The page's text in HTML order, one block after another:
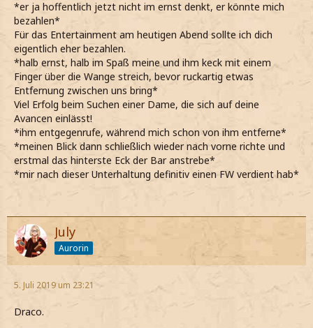
*er ja hoffentlich jetzt nicht im ernst denkt, er könnte mich
bezahlen*
Für das Entertainment am heutigen Abend sollte ich dich
eigentlich eher bezahlen.
*halb ernst, halb im Spaß meine und ihm keck mit einem
Finger über die Wange streich, bevor ruckartig etwas
Entfernung zwischen uns bring*
Viel Erfolg beim Suchen einer Dame, die sich auf deine
Avancen einlässt!
*ihm entgegenrufe, während mich schon von ihm entferne*
*meinen Blick dann schließlich wieder nach vorne richte und
erstmal das hinterste Eck der Bar anstrebe*
*mir nach dieser Unterhaltung definitiv einen FW verdient hab*
July
Aurorin
5. Juli 2019 um 23:21
Draco.